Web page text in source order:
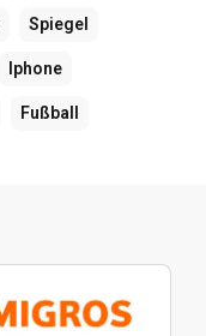
Spiegel
Iphone
Fußball